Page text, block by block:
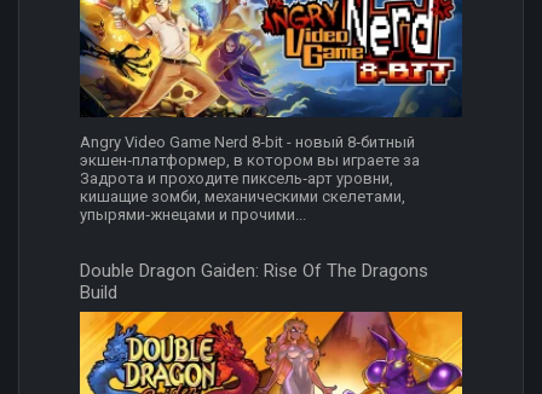
Angry Video Game Nerd 8‑bit - новый 8‑битный
экшен‑платформер, в котором вы играете за
Задрота и проходите пиксель‑арт уровни,
кишащие зомби, механическими скелетами,
упырями‑жнецами и прочими...
Double Dragon Gaiden: Rise Of The Dragons
Build